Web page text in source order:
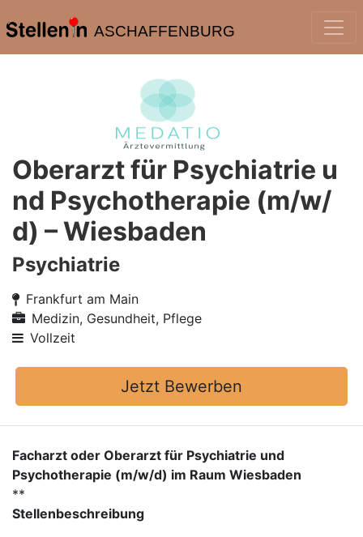
ASCHAFFENBURG
Oberarzt für Psychiatrie u
nd Psychotherapie (m/w/
d) – Wiesbaden
Psychiatrie
Frankfurt am Main
Medizin, Gesundheit, Pflege
Vollzeit
Jetzt Bewerben
Facharzt oder Oberarzt für Psychiatrie und
Psychotherapie (m/w/d) im Raum Wiesbaden
**
Stellenbeschreibung